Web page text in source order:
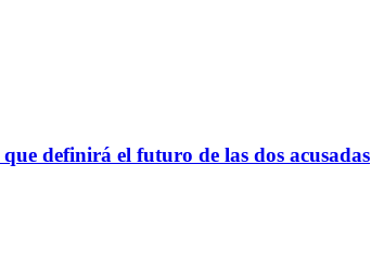
definirá el futuro de las dos acusadas